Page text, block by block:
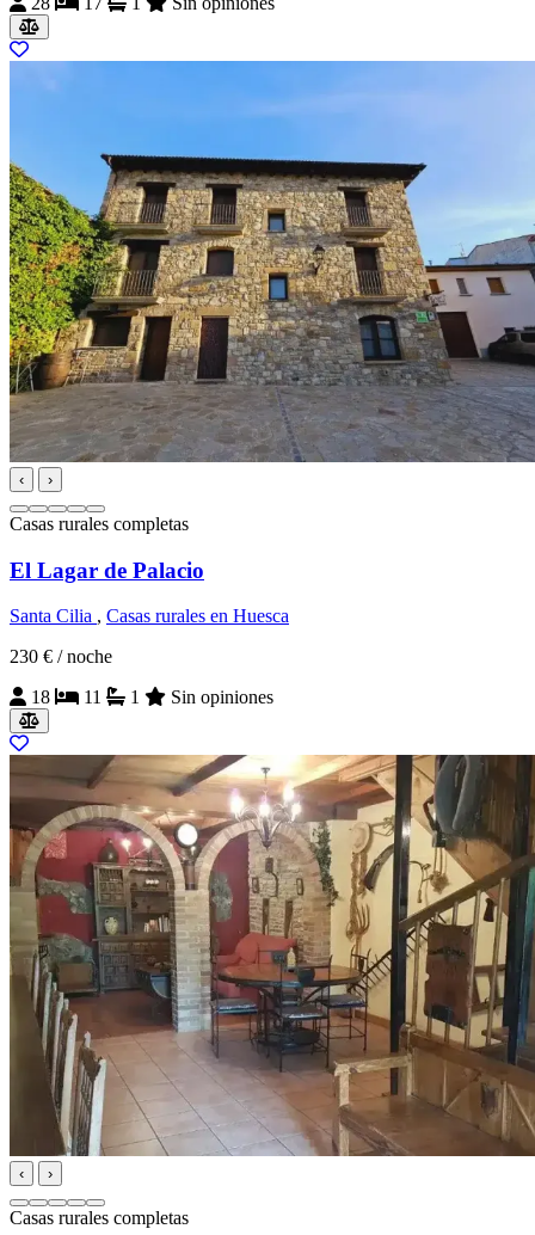
‹ ›
Casas rurales completas
El Lagar de Palacio
Santa Cilia , Casas rurales en Huesca
230 € / noche
18
11 1 Sin opiniones
‹ ›
Casas rurales completas